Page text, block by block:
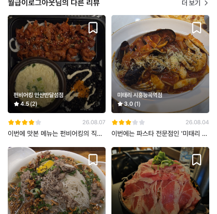
월급이로그아웃님의 다른 리뷰 더 보기
펀비어킹 안산반달섬점
4.5 (2)
26.08.07
이번에 맛본 메뉴는 펀비어킹의 직화
적인
미태리 시흥능곡역점
3.0 (1)
26.08.04
이번에는 파스타 전문점인 '미태리 시